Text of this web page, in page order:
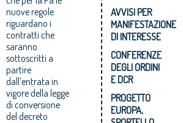
nuove regole
riguardano i
contratti che
saranno
sottoscritti a
partire
dall’entrata in
vigore della legge
di conversione
del decreto
AVVISI PER
MANIFESTAZIONE
DI INTERESSE
CONFERENZE
DEGLI ORDINI
E DCR
PROGETTO
EUROPA,